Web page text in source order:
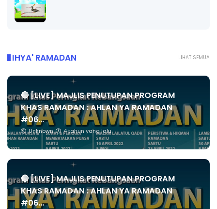
LIHAT SEMUA
IHYA' RAMADAN
🔴 [LIVE] MAJLIS PENUTUPAN PROGRAM
KHAS RAMADAN : AHLAN YA RAMADAN
#06...
Unknown 4 tahun yang lalu
🔴 [LIVE] MAJLIS PENUTUPAN PROGRAM
KHAS RAMADAN : AHLAN YA RAMADAN
#06...